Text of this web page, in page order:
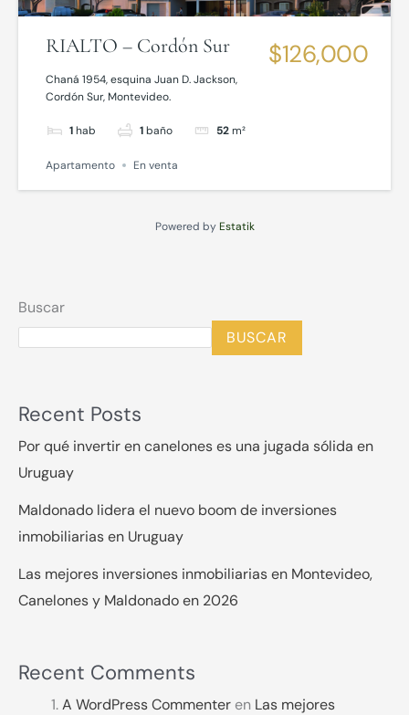
RIALTO – Cordón Sur
Chaná 1954, esquina Juan D. Jackson,
Cordón Sur, Montevideo.
1hab 1baño 52m²
$126,000
Apartamento En venta
Powered by Estatik
Buscar
BUSCAR
Recent Posts
Por qué invertir en canelones es una jugada sólida en
Uruguay
Maldonado lidera el nuevo boom de inversiones
inmobiliarias en Uruguay
Las mejores inversiones inmobiliarias en Montevideo,
Canelones y Maldonado en 2026
Recent Comments
A WordPress Commenter en Las mejores